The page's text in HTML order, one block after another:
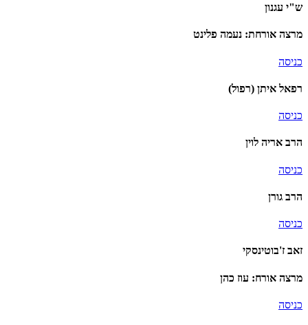
ש"י עגנון
מרצה אורחת: נעמה פלינט
כניסה
רפאל איתן (רפול)
כניסה
הרב אריה לוין
כניסה
הרב גורן
כניסה
זאב ז'בוטינסקי
מרצה אורח: עוז כהן
כניסה